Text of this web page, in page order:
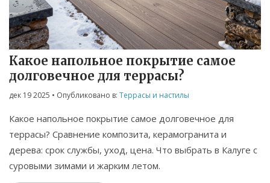
Какое напольное покрытие самое
долговечное для террасы?
дек 19 2025 • Опубликовано в: Террасы и настилы
Какое напольное покрытие самое долговечное для
террасы? Сравнение композита, керамогранита и
дерева: срок службы, уход, цена. Что выбрать в Калуге с
суровыми зимами и жарким летом.